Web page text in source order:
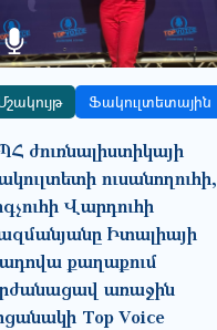
Ֆակուլտետային
ժուռնալիստիկայի
ուսանողուհի,
Վարդուհի
Իտալիայի
քաղաքում
առաջին
Top Voice